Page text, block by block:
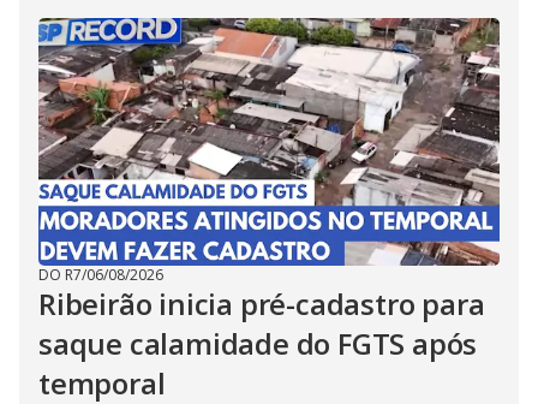
DO R7/06/08/2026
Ribeirão inicia pré-cadastro para
saque calamidade do FGTS após
temporal